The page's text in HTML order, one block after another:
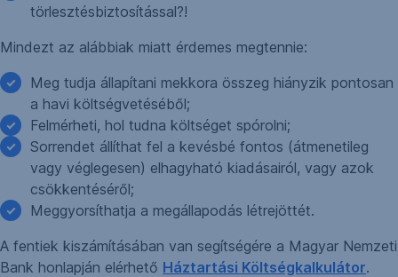
törlesztésbiztosítással?!
Mindezt az alábbiak miatt érdemes megtennie:
Meg tudja állapítani mekkora összeg hiányzik pontosan
a havi költségvetéséből;
Felmérheti, hol tudna költséget spórolni;
Sorrendet állíthat fel a kevésbé fontos (átmenetileg
vagy véglegesen) elhagyható kiadásairól, vagy azok
csökkentéséről;
Meggyorsíthatja a megállapodás létrejöttét.
A fentiek kiszámításában van segítségére a Magyar Nemzeti
Bank honlapján elérhető Háztartási Költségkalkulátor.